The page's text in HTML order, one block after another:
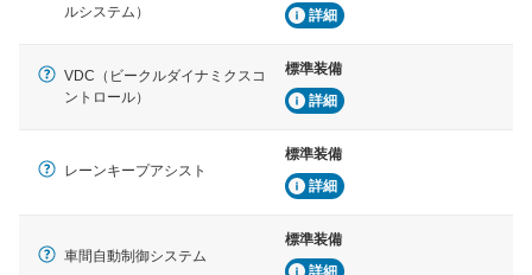
ルシステム）
詳細
VDC（ビークルダイナミクスコ
ントロール）
標準装備
詳細
レーンキープアシスト
標準装備
詳細
車間自動制御システム
標準装備
詳細